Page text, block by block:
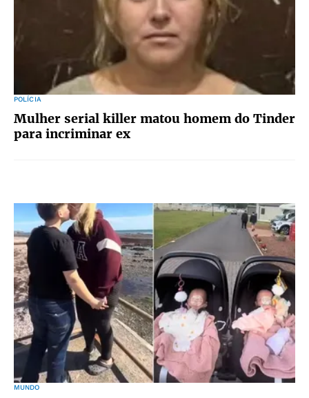
POLÍCIA
Mulher serial killer matou homem do Tinder
para incriminar ex
MUNDO